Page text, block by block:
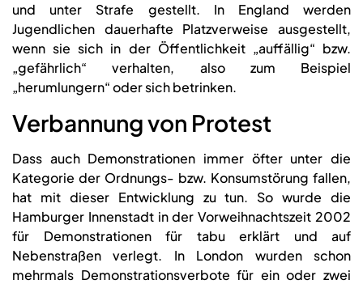
und unter Strafe gestellt. In England werden
Jugendlichen dauerhafte Platzverweise ausgestellt,
wenn sie sich in der Öffentlichkeit „auffällig“ bzw.
„gefährlich“ verhalten, also zum Beispiel
„herumlungern“ oder sich betrinken.
Verbannung von Protest
Dass auch Demonstrationen immer öfter unter die
Kategorie der Ordnungs- bzw. Konsumstörung fallen,
hat mit dieser Entwicklung zu tun. So wurde die
Hamburger Innenstadt in der Vorweihnachtszeit 2002
für Demonstrationen für tabu erklärt und auf
Nebenstraßen verlegt. In London wurden schon
mehrmals Demonstrationsverbote für ein oder zwei